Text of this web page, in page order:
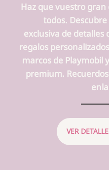
Haz que vuestro
todos.
exclusiva de detalles
regalos
marcos de Playmobil
premium.
VER